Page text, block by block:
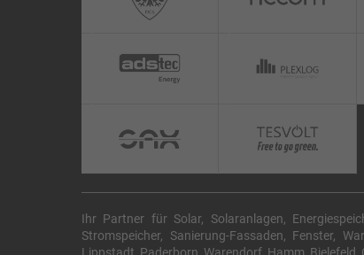
Ihr Partner für Solar, Solaranlagen,
Stromspeicher, Sanierung-Fassaden, Fenster,